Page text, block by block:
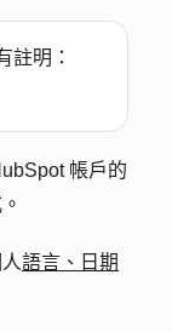
註明：
帳戶的
語言、日期